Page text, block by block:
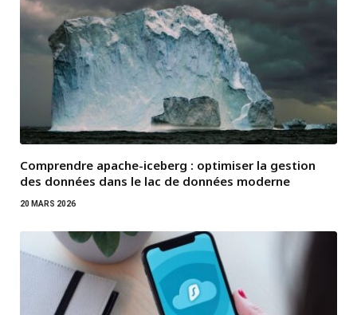
Comprendre apache-iceberg : optimiser la gestion
des données dans le lac de données moderne
20 MARS 2026